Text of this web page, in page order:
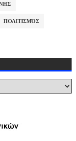
ΠΟΛΙΤΙΣΜΌΣ